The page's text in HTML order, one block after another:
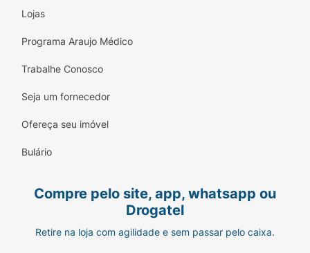
Lojas
Programa Araujo Médico
Trabalhe Conosco
Seja um fornecedor
Ofereça seu imóvel
Bulário
Compre pelo site, app, whatsapp ou
Drogatel
Retire na loja com agilidade e sem passar pelo caixa.